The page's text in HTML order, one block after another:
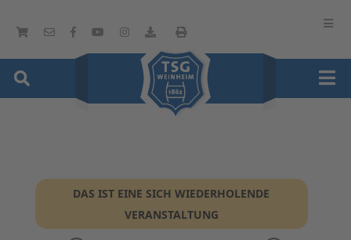
DAS IST EINE SICH WIEDERHOLENDE
VERANSTALTUNG